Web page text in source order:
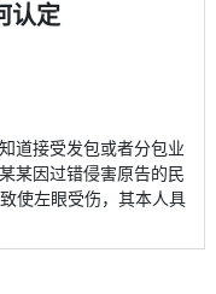
认定
道接受发包或者分包业
某因过错侵害原告的民
使左眼受伤，其本人具